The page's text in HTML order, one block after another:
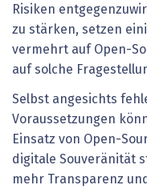
Risiken
zu stärken, setzen
vermehrt auf Open-
auf solche
Selbst angesichts
Voraussetzungen
Einsatz von Open-
digitale Souveränität
mehr Transparenz